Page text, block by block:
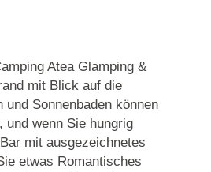
Atea Glamping &
mit Blick auf die
Sonnenbaden können
und wenn Sie hungrig
mit ausgezeichnetes
etwas Romantisches